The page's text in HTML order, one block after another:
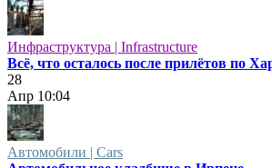
Инфраструктура | Infrastructure
Всё, что осталось после прилётов по
28
Апр 10:04
Автомобили | Cars